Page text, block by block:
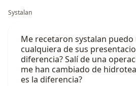
Systalan
Me recetaron systalan puedo
cualquiera de sus
diferencia? Salí de una
me han cambiado de
es la diferencia?